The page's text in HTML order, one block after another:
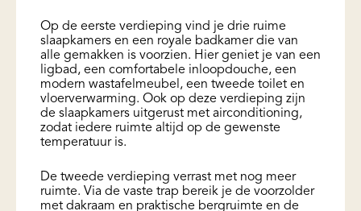
Op de eerste verdieping vind je drie ruime
slaapkamers en een royale badkamer die van
alle gemakken is voorzien. Hier geniet je van een
ligbad, een comfortabele inloopdouche, een
modern wastafelmeubel, een tweede toilet en
vloerverwarming. Ook op deze verdieping zijn
de slaapkamers uitgerust met airconditioning,
zodat iedere ruimte altijd op de gewenste
temperatuur is.
De tweede verdieping verrast met nog meer
ruimte. Via de vaste trap bereik je de voorzolder
met dakraam en praktische bergruimte en de